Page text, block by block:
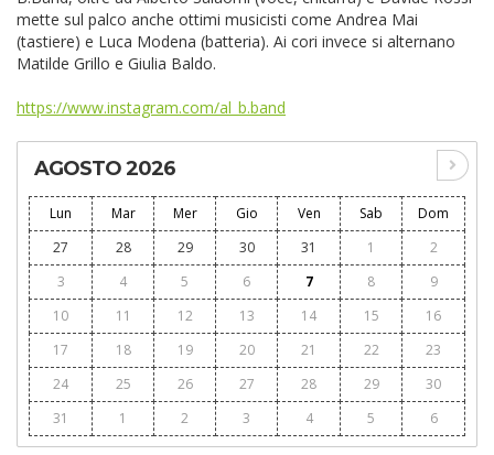
mette sul palco anche ottimi musicisti come Andrea Mai
(tastiere) e Luca Modena (batteria). Ai cori invece si alternano
Matilde Grillo e Giulia Baldo.
https://www.instagram.com/al_b.band
AGOSTO 2026
Lun Mar Mer Gio Ven Sab
Dom
27
28 29 30 31 1
2
3
4 5 6 7 8
9
10
11 12 13 14 15
16
17
18 19 20 21 22
23
24
25 26 27 28 29
30
31
1 2 3 4 5 6